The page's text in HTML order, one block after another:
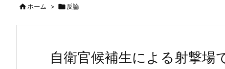
ホーム >  反論
自衛官候補生による射撃場